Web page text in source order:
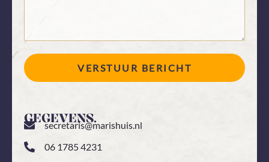
VERSTUUR BERICHT
GEGEVENS.
secretaris@marishuis.nl
06 1785 4231